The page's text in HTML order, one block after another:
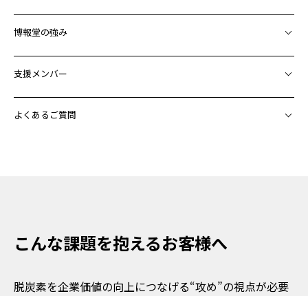
博報堂の強み
支援メンバー
よくあるご質問
こんな課題を抱えるお客様へ
脱炭素を企業価値の向上につなげる“攻め”の視点が必要